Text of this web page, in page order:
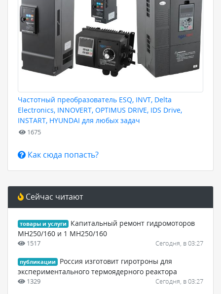
Частотный преобразователь ESQ, INVT, Delta
Electronics, INNOVERT, OPTIMUS DRIVE, IDS Drive,
INSTART, HYUNDAI для любых задач
1675
Как сюда попасть?
Сейчас читают
товары и услуги
Капитальный ремонт гидромоторов
МН250/160 и 1 МН250/160
1517 Сегодня, в 03:27
публикации
Россия изготовит гиротроны для
экспериментального термоядерного реактора
1329 Сегодня, в 03:27